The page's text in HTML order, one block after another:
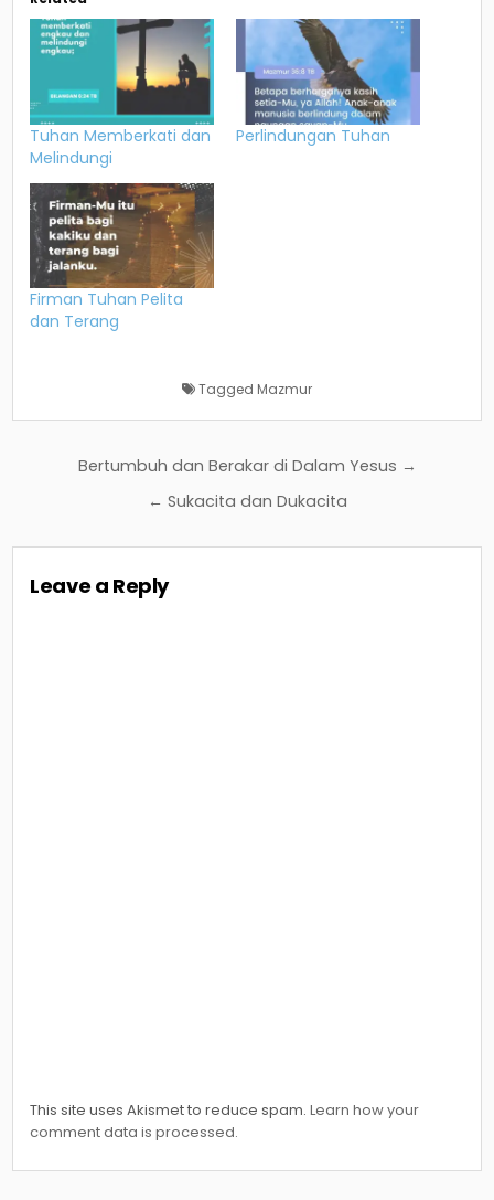
Tuhan Memberkati dan
Melindungi
Perlindungan Tuhan
Firman Tuhan Pelita
dan Terang
Tagged Mazmur
Post
navigation
Bertumbuh dan Berakar di Dalam Yesus →
← Sukacita dan Dukacita
Leave a Reply
This site uses Akismet to reduce spam.Learn how your
comment data is processed.